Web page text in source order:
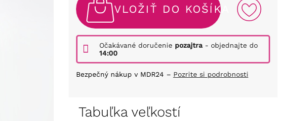
VLOŽIŤ DO KOŠÍKA
Očakávané doručenie pozajtra- objednajte do
14:00
Bezpečný nákup v MDR24 – Pozrite si podrobnosti
Tabuľka veľkostí